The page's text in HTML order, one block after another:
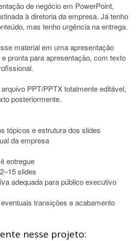
de negócio em PowerPoint,
à diretoria da empresa. Já tenho
mas tenho urgência na entrega.
material em uma apresentação
pronta para apresentação, com texto
PPT/PPTX totalmente editável,
posteriormente.
tópicos e estrutura dos slides
da empresa
entregue
slides
adequada para público executivo
transições e acabamento
nesse projeto: